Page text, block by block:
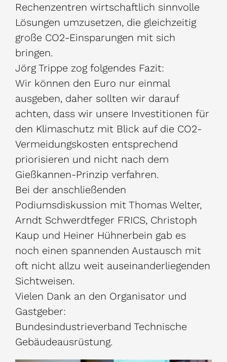
Rechenzentren wirtschaftlich sinnvolle
Lösungen umzusetzen, die gleichzeitig
große CO2-Einsparungen mit sich
bringen.
Jörg Trippe zog folgendes Fazit:
Wir können den Euro nur einmal
ausgeben, daher sollten wir darauf
achten, dass wir unsere Investitionen für
den Klimaschutz mit Blick auf die CO2-
Vermeidungskosten entsprechend
priorisieren und nicht nach dem
Gießkannen-Prinzip verfahren.
Bei der anschließenden
Podiumsdiskussion mit Thomas Welter,
Arndt Schwerdtfeger FRICS, Christoph
Kaup und Heiner Hühnerbein gab es
noch einen spannenden Austausch mit
oft nicht allzu weit auseinanderliegenden
Sichtweisen.
Vielen Dank an den Organisator und
Gastgeber:
Bundesindustrieverband Technische
Gebäudeausrüstung.